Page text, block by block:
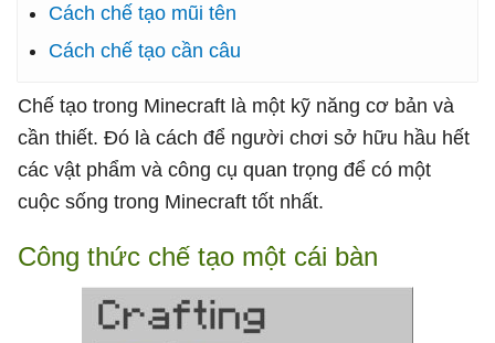
Cách chế tạo mũi tên
Cách chế tạo cần câu
Chế tạo trong Minecraft là một kỹ năng cơ bản và
cần thiết. Đó là cách để người chơi sở hữu hầu hết
các vật phẩm và công cụ quan trọng để có một
cuộc sống trong Minecraft tốt nhất.
Công thức chế tạo một cái bàn